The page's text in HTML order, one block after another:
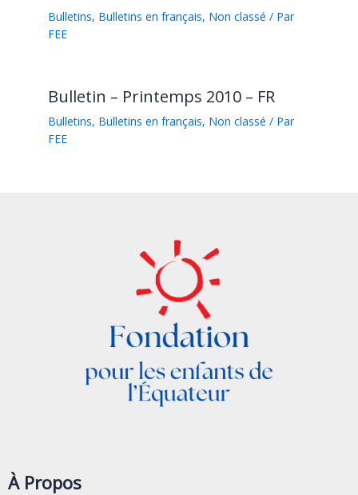
Bulletins, Bulletins en français, Non classé / Par
FEE
Bulletin – Printemps 2010 – FR
Bulletins, Bulletins en français, Non classé / Par
FEE
À Propos